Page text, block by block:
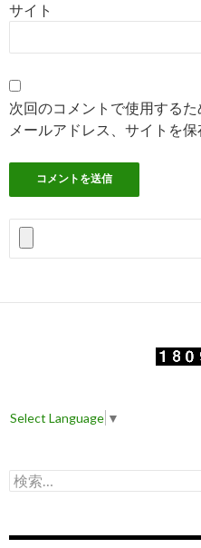
サイト
次回のコメントで使用するた
メールアドレス、サイトを保
Select Language ▼
検
索